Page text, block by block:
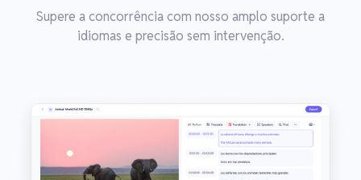
Supere a concorrência com nosso amplo suporte a
idiomas e precisão sem intervenção.